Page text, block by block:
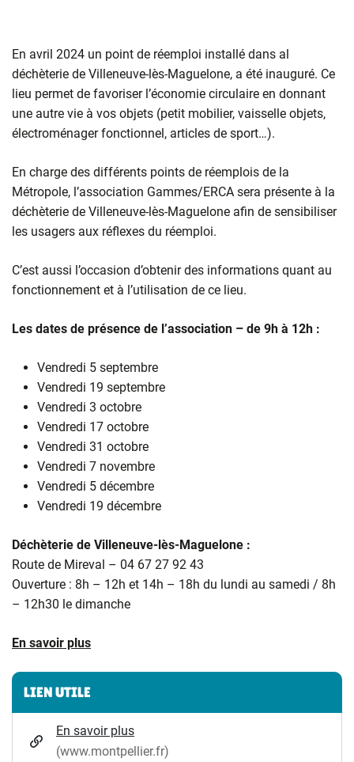
En avril 2024 un point de réemploi installé dans al
déchèterie de Villeneuve-lès-Maguelone, a été inauguré. Ce
lieu permet de favoriser l’économie circulaire en donnant
une autre vie à vos objets (petit mobilier, vaisselle objets,
électroménager fonctionnel, articles de sport…).
En charge des différents points de réemplois de la
Métropole, l’association Gammes/ERCA sera présente à la
déchèterie de Villeneuve-lès-Maguelone afin de sensibiliser
les usagers aux réflexes du réemploi.
C’est aussi l’occasion d’obtenir des informations quant au
fonctionnement et à l’utilisation de ce lieu.
Les dates de présence de l’association – de 9h à 12h :
Vendredi 5 septembre
Vendredi 19 septembre
Vendredi 3 octobre
Vendredi 17 octobre
Vendredi 31 octobre
Vendredi 7 novembre
Vendredi 5 décembre
Vendredi 19 décembre
Déchèterie de Villeneuve-lès-Maguelone :
Route de Mireval – 04 67 27 92 43
Ouverture : 8h – 12h et 14h – 18h du lundi au samedi / 8h
– 12h30 le dimanche
En savoir plus
Informations complémentaires
LIEN UTILE
En savoir plus
(www.montpellier.fr)